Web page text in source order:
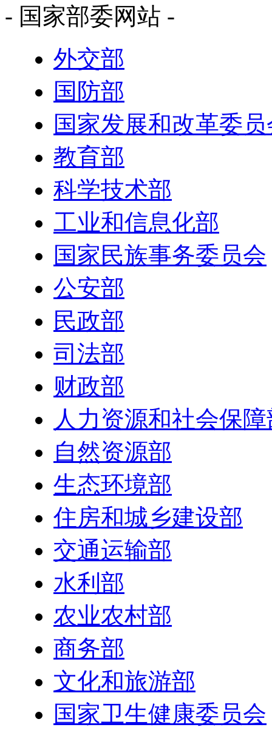
- 国家部委网站 -
外交部
国防部
国家发展和改革委
教育部
科学技术部
工业和信息化部
国家民族事务委员会
公安部
民政部
司法部
财政部
人力资源和社会保
自然资源部
生态环境部
住房和城乡建设部
交通运输部
水利部
农业农村部
商务部
文化和旅游部
国家卫生健康委员会